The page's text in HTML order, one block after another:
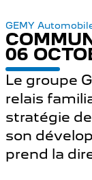
GEMY
06
Le groupe
relais
stratégie
son
prend la